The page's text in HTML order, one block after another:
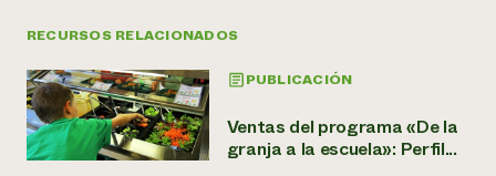
RECURSOS RELACIONADOS
PUBLICACIÓN
Ventas del programa «De la
granja a la escuela»: Perfil...